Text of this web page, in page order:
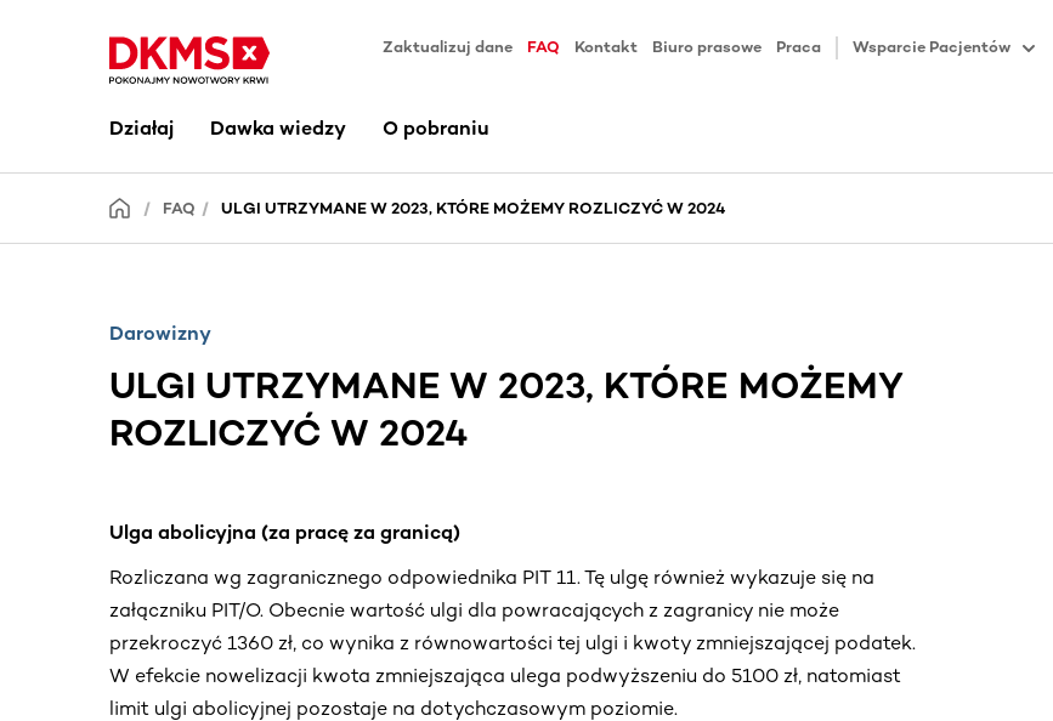
Zaktualizuj dane FAQ Kontakt Biuro prasowe Praca Wsparcie Pacjentów
Działaj Dawka wiedzy O pobraniu
FAQ ULGI UTRZYMANE W 2023, KTÓRE MOŻEMY ROZLICZYĆ W 2024
Darowizny
ULGI UTRZYMANE W 2023, KTÓRE MOŻEMY
ROZLICZYĆ W 2024
Ulga abolicyjna (za pracę za granicą)
Rozliczana wg zagranicznego odpowiednika PIT 11. Tę ulgę również wykazuje się na
załączniku PIT/O. Obecnie wartość ulgi dla powracających z zagranicy nie może
przekroczyć 1360 zł, co wynika z równowartości tej ulgi i kwoty zmniejszającej podatek.
W efekcie nowelizacji kwota zmniejszająca ulega podwyższeniu do 5100 zł, natomiast
limit ulgi abolicyjnej pozostaje na dotychczasowym poziomie.